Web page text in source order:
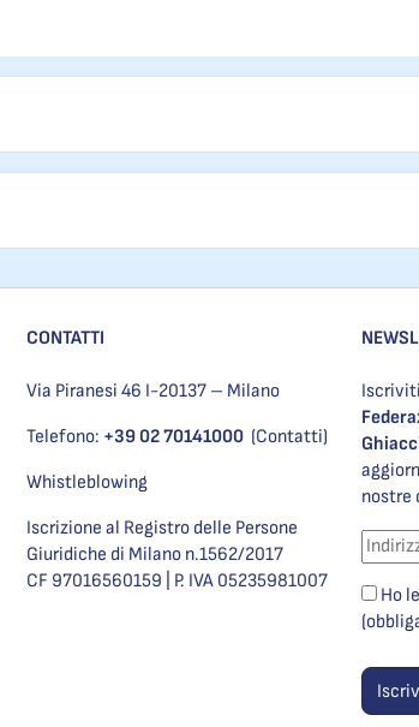
CONTATTI
Via Piranesi 46 I-20137 – Milano
Telefono: +39 02 70141000 (Contatti)
Whistleblowing
Iscrizione al Registro delle Persone
Giuridiche di Milano n.1562/2017
CF 97016560159 | P. IVA 05235981007
nostre
Ho